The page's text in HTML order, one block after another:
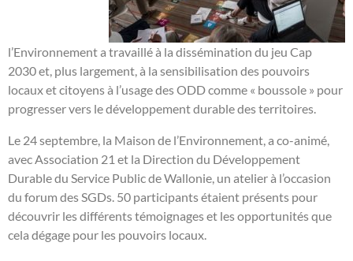
l’Environnementa travaillé à la dissémination du jeu Cap
2030et, plus largement, à la sensibilisation des pouvoirs
locaux et citoyens à l’usage des ODD comme « boussole » pour
progresser vers le développement durable des territoires.
Le 24 septembre, la Maison de l’Environnement, a co-animé
avec Association 21 et la Direction du Développement
Durable du Service Public de Wallonie, un atelier à l’occasion
du forum des SGDs. 50 participants étaient présents pour
découvrir les différents témoignages et les opportunités que
cela dégage pour les pouvoirs locaux.